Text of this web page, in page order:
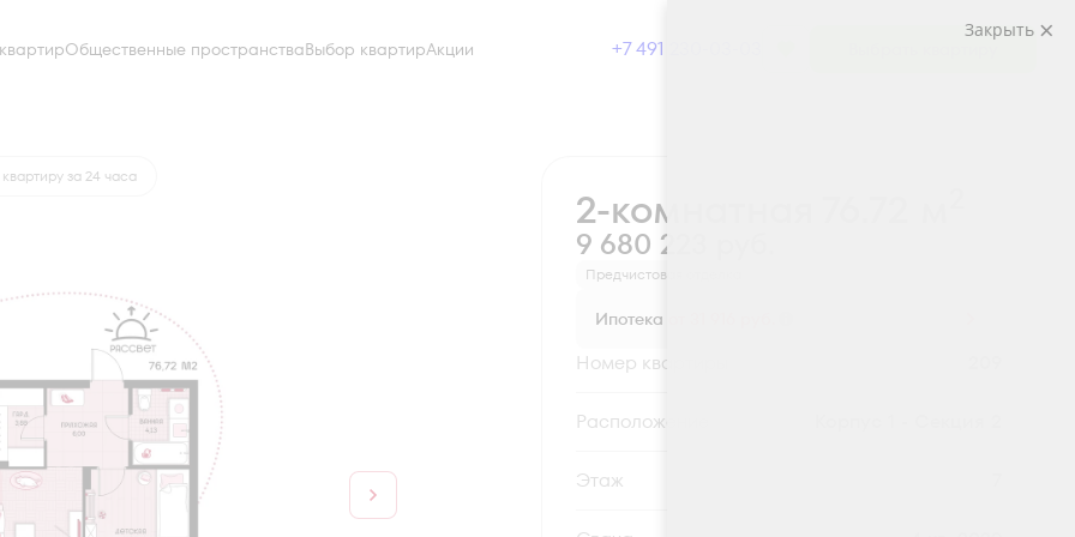
Общественные пространстваВыбор квартирАкции +7 491 230-03-03
от 31 916 руб.
за 24 часа
2-комнатная 76.72 м
9 680 223 руб.
Предчистовая отделка
Ипотека
Номер квартиры
Секция
Этаж
Закрыть